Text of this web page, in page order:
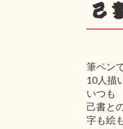
己
筆ペン
10人描
いつも
己書と
字も絵